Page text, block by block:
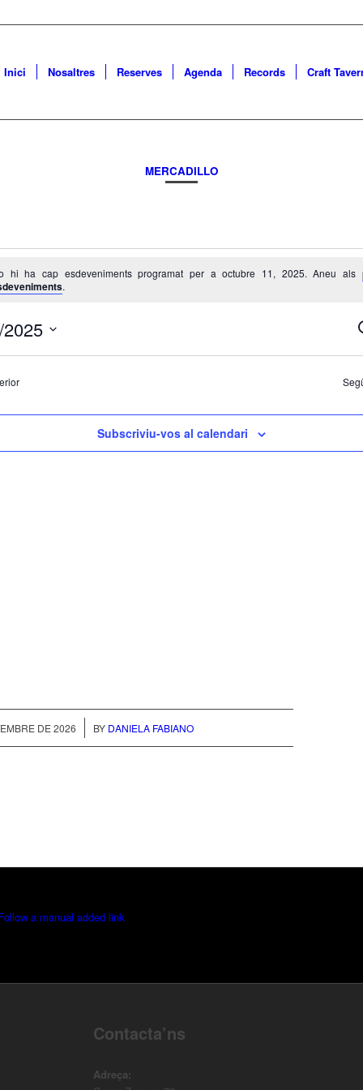
Inici Nosaltres Reserves Agenda Records Craft
MERCADILLO
hi ha cap esdeveniments programat per a octubre 11, 2025. Aneu als
.
i
Subscriviu-vos al calendari
DE 2026
/ BY DANIELA FABIANO
a manual added link
Contacta’ns
Adreça: